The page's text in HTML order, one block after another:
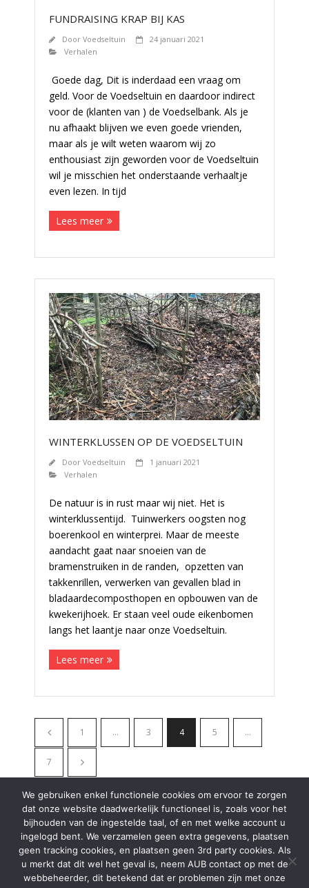
FUNDRAISING KRAP BIJ KAS
Door Voedseltuin
24 januari 2021
Verhalen
Goede dag, Dit is inderdaad een vraag om
geld. Voor de Voedseltuin en daardoor indirect
voor de (klanten van ) de Voedselbank. Als je
nu afhaakt blijven we even goede vrienden,
maar als je wilt weten waarom wij zo
enthousiast zijn geworden voor de Voedseltuin
wil je misschien het onderstaande verhaaltje
even lezen. In tijd
Lees meer
WINTERKLUSSEN OP DE VOEDSELTUIN
Door Voedseltuin
1 januari 2021
Verhalen
De natuur is in rust maar wij niet. Het is
winterklussentijd. Tuinwerkers oogsten nog
boerenkool en winterprei. Maar de meeste
aandacht gaat naar snoeien van de
bramenstruiken in de randen, opzetten van
takkenrillen, verwerken van gevallen blad in
bladaardecomposthopen en opbouwen van de
kwekerijhoek. Er staan veel oude eikenbomen
langs het laantje naar onze Voedseltuin.
Lees meer
1 … 3 4 5 …
7
DONATIES
Wilt u ons steunen? Stort uw bijdrage op onze rekening:
We gebruiken enkel functionele cookies om ervoor te zorgen
dat onze website daadwerkelijk functioneel is, zoals voor het
bijhouden van de ingestelde taal, of en met welke account u
ingelogd bent. We verzamelen geen extra gegevens, plaatsen
geen tracking cookies, en plaatsen geen 3rd party cookies. Als
u merkt dat dit wel het geval is, neem AUB contact op met de
webbeheerder, dit betekend dat er problemen zijn met onze